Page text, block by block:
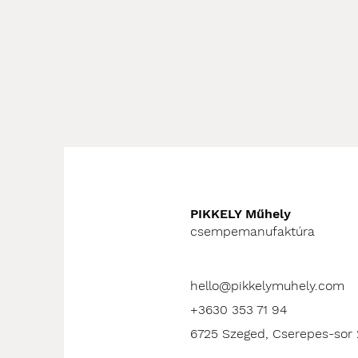
PIKKELY Műhely
csempemanufaktúra
hello@pikkelymuhely.com
+3630 353 71 94
6725 Szeged, Cserepes-sor